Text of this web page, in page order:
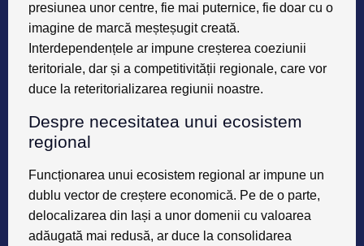
presiunea unor centre, fie mai puternice, fie doar cu o
imagine de marcă meșteșugit creată.
Interdependențele ar impune creșterea coeziunii
teritoriale, dar și a competitivității regionale, care vor
duce la reteritorializarea regiunii noastre.
Despre necesitatea unui ecosistem
regional
Funcționarea unui ecosistem regional ar impune un
dublu vector de creștere economică. Pe de o parte,
delocalizarea din Iași a unor domenii cu valoarea
adăugată mai redusă, ar duce la consolidarea